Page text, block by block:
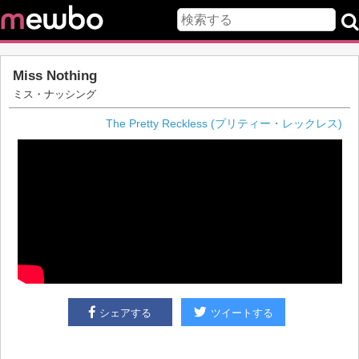
Miss Nothing
ミス・ナッシング
The Pretty Reckless (プリティー・レックレス)
シェアする ツイートする